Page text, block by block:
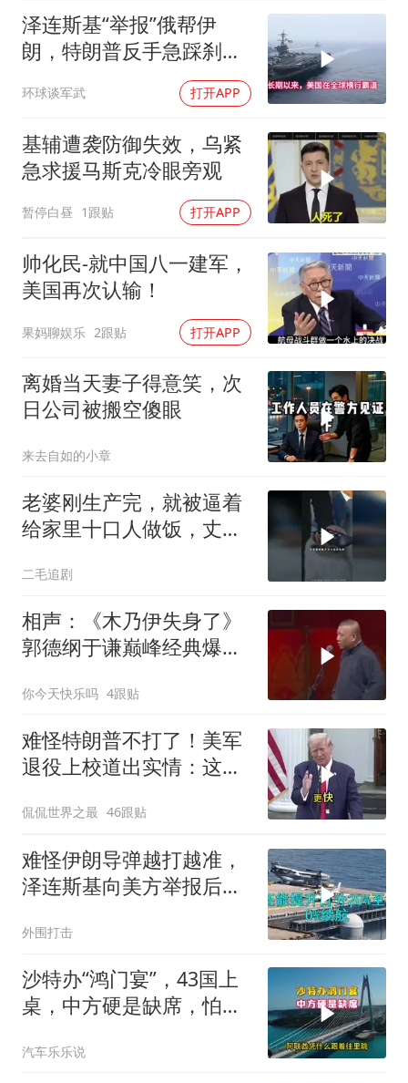
泽连斯基“举报”俄帮伊
朗，特朗普反手急踩刹
车，美国霸权底气尽失
环球谈军武 打开APP
基辅遭袭防御失效，乌紧
急求援马斯克冷眼旁观
暂停白昼 1跟贴 打开APP
帅化民-就中国八一建军，
美国再次认输！
果妈聊娱乐 2跟贴 打开APP
离婚当天妻子得意笑，次
日公司被搬空傻眼
来去自如的小章
老婆刚生产完，就被逼着
给家里十口人做饭，丈夫
二毛追剧
相声：《木乃伊失身了》
郭德纲于谦巅峰经典爆笑
你今天快乐吗 4跟贴
难怪特朗普不打了！美军
退役上校道出实情：这场
侃侃世界之最 46跟贴
难怪伊朗导弹越打越准，
泽连斯基向美方举报后，
外围打击
沙特办“鸿门宴”，43国上
桌，中方硬是缺席，怕得
汽车乐乐说